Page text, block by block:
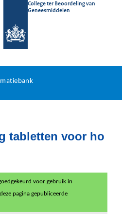
College ter Beoordeling van
Geneesmiddelen
tabletten voor ho
voor gebruik in
pagina gepubliceerde